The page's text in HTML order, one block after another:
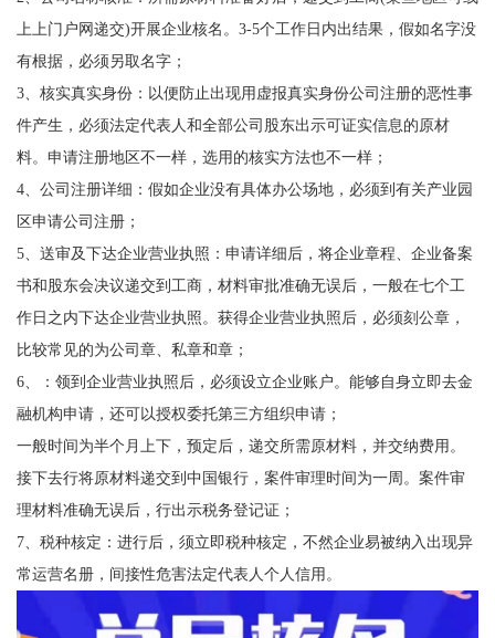
上上门户网递交)开展企业核名。3-5个工作日内出结果，假如名字没
有根据，必须另取名字；
3、核实真实身份：以便防止出现用虚报真实身份公司注册的恶性事
件产生，必须法定代表人和全部公司股东出示可证实信息的原材
料。申请注册地区不一样，选用的核实方法也不一样；
4、公司注册详细：假如企业没有具体办公场地，必须到有关产业园
区申请公司注册；
5、送审及下达企业营业执照：申请详细后，将企业章程、企业备案
书和股东会决议递交到工商，材料审批准确无误后，一般在七个工
作日之内下达企业营业执照。获得企业营业执照后，必须刻公章，
比较常见的为公司章、私章和章；
6、：领到企业营业执照后，必须设立企业账户。能够自身立即去金
融机构申请，还可以授权委托第三方组织申请；
一般时间为半个月上下，预定后，递交所需原材料，并交纳费用。
接下去行将原材料递交到中国银行，案件审理时间为一周。案件审
理材料准确无误后，行出示税务登记证；
7、税种核定：进行后，须立即税种核定，不然企业易被纳入出现异
常运营名册，间接性危害法定代表人个人信用。